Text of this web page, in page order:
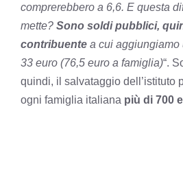
comprerebbero a 6,6. E questa
mette? Sono soldi pubblici,
contribuente a cui aggiungiamo
33 euro (76,5 euro a famiglia)“.
quindi, il salvataggio dell’istituto
ogni famiglia italiana più di 700